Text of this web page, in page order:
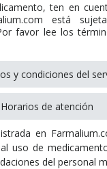
ten en
está
favor lee los
y condiciones del
Horarios de atención
en
uso de
del personal